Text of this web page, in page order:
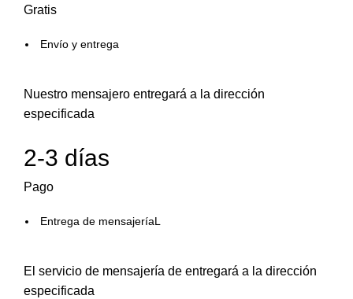
Gratis
Envío y entrega
Nuestro mensajero entregará a la dirección
especificada
2-3 días
Pago
Entrega de mensajeríaL
El servicio de mensajería de entregará a la dirección
especificada